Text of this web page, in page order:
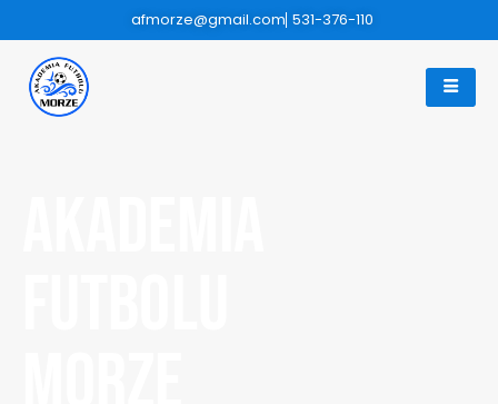
afmorze@gmail.com 531-376-110